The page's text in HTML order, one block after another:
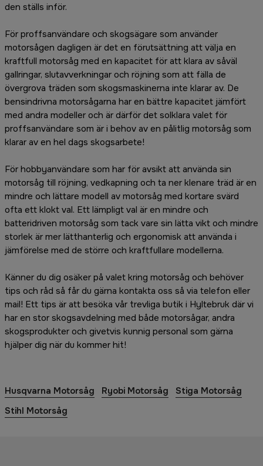
den ställs inför.
För proffsanvändare och skogsägare som använder
motorsågen dagligen är det en förutsättning att välja en
kraftfull motorsåg med en kapacitet för att klara av såväl
gallringar, slutavverkningar och röjning som att fälla de
övergrova träden som skogsmaskinerna inte klarar av. De
bensindrivna motorsågarna har en bättre kapacitet jämfört
med andra modeller och är därför det solklara valet för
proffsanvändare som är i behov av en pålitlig motorsåg som
klarar av en hel dags skogsarbete!
För hobbyanvändare som har för avsikt att använda sin
motorsåg till röjning, vedkapning och ta ner klenare träd är en
mindre och lättare modell av motorsåg med kortare svärd
ofta ett klokt val. Ett lämpligt val är en mindre och
batteridriven motorsåg som tack vare sin lätta vikt och mindre
storlek är mer lätthanterlig och ergonomisk att använda i
jämförelse med de större och kraftfullare modellerna.
Känner du dig osäker på valet kring motorsåg och behöver
tips och råd så får du gärna kontakta oss så via telefon eller
mail! Ett tips är att besöka vår trevliga butik i Hyltebruk där vi
har en stor skogsavdelning med både motorsågar, andra
skogsprodukter och givetvis kunnig personal som gärna
hjälper dig när du kommer hit!
Husqvarna Motorsåg Ryobi Motorsåg
Stiga Motorsåg
Stihl Motorsåg